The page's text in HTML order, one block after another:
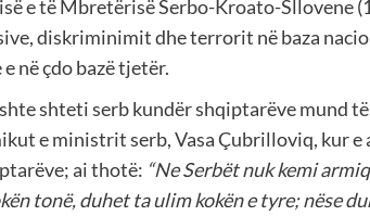
e të Mbretërisë Serbo-Kroato-Sllovene
diskriminimit dhe terrorit në baza
në çdo bazë tjetër.
shteti serb kundër shqiptarëve mund
e ministrit serb, Vasa Çubrilloviq, kur
ai thotë: “Ne Serbët nuk kemi
tonë, duhet ta ulim kokën e tyre; nëse